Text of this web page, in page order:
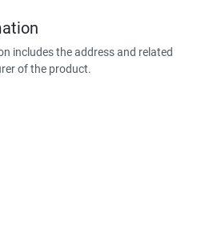
includes the address and related
of the product.